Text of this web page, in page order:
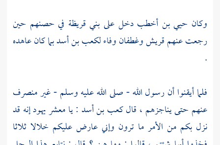
وكان حيي بن أخطبدخل على بني قريظة في حصنهم حين
رجعت عنهمقريشوغطفانوفاءلكعب بن أسدبما كان عاهده
.
فلما أيقنوا أن رسول الله - صلى الله عليه وسلم - غير منصرف
عنهم حتى يناجزهم ، قالكعب بن أسد : يا معشريهودإنه قد
نزل بكم من الأمر ما ترون وإني عارض عليكم خلالا ثلاثا